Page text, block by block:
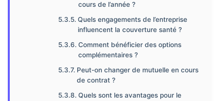
cours de l’année ?
Quels engagements de l’entreprise
influencent la couverture santé ?
Comment bénéficier des options
complémentaires ?
Peut-on changer de mutuelle en cours
de contrat ?
Quels sont les avantages pour le